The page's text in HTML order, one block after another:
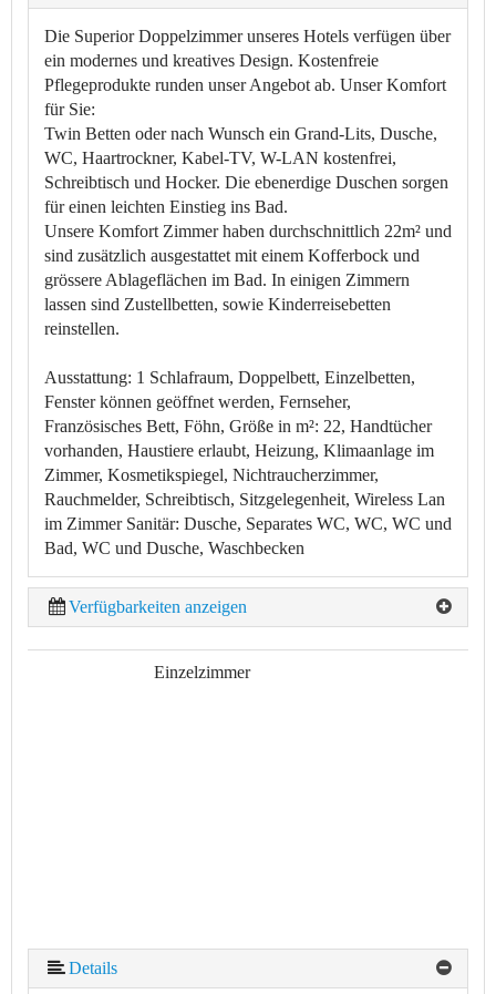
Die Superior Doppelzimmer unseres Hotels verfügen über
ein modernes und kreatives Design. Kostenfreie
Pflegeprodukte runden unser Angebot ab. Unser Komfort
für Sie:
Twin Betten oder nach Wunsch ein Grand-Lits, Dusche,
WC, Haartrockner, Kabel-TV, W-LAN kostenfrei,
Schreibtisch und Hocker. Die ebenerdige Duschen sorgen
für einen leichten Einstieg ins Bad.
Unsere Komfort Zimmer haben durchschnittlich 22m² und
sind zusätzlich ausgestattet mit einem Kofferbock und
grössere Ablageflächen im Bad. In einigen Zimmern
lassen sind Zustellbetten, sowie Kinderreisebetten
reinstellen.
Ausstattung: 1 Schlafraum, Doppelbett, Einzelbetten,
Fenster können geöffnet werden, Fernseher,
Französisches Bett, Föhn, Größe in m²: 22, Handtücher
vorhanden, Haustiere erlaubt, Heizung, Klimaanlage im
Zimmer, Kosmetikspiegel, Nichtraucherzimmer,
Rauchmelder, Schreibtisch, Sitzgelegenheit, Wireless Lan
im ZimmerSanitär: Dusche, Separates WC, WC, WC und
Bad, WC und Dusche, Waschbecken
Verfügbarkeiten anzeigen
Einzelzimmer
Details